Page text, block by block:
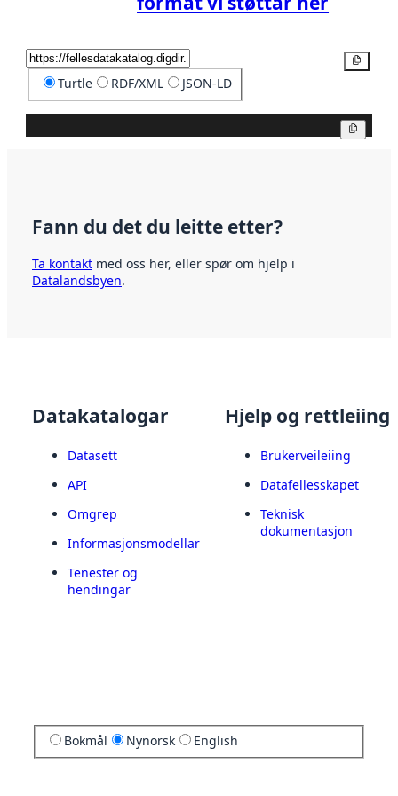
Turtle RDF/XML JSON-LD
Fann du det du leitte etter?
Ta kontakt med oss her, eller spør om hjelp i
Datalandsbyen.
Datakatalogar
Datasett
API
Omgrep
Informasjonsmodellar
Tenester og
hendingar
Hjelp og rettleiing
Brukerveileiing
Datafellesskapet
Teknisk
dokumentasjon
Bokmål Nynorsk English